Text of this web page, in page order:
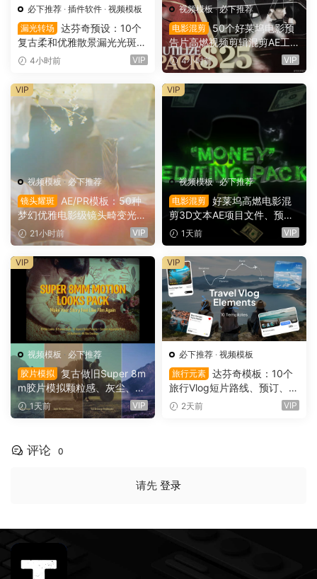
必下推荐 · 插件软件 · 视频模板
漏光转场 达芬奇预设：10个
复古柔和优雅散景漏光光斑划
痕纹理叠加4K无缝转场过渡
4小时前 VIP
视频模板·必下推荐
电影混剪
50个好莱坞电影预
告片高燃视频剪辑混剪AE工
程项目文件+AE预设+叠加层
+视频教程 UTILIZE NEXTLV
L PACK（16780）
4小时前 VIP
视频模板· 必下推荐
镜头耀斑
AE/PR模板：50种
梦幻优雅电影级镜头畸变光学
镜头耀斑折射漏光4K婚礼、
音乐、剪辑转场叠加模板（16
145）
21小时前 VIP
VIP
视频模板·必下推荐
电影混剪 好莱坞高燃电影混
剪3D文本AE项目文件、预
设、效果、项目设置素材包 M
oney” Editing Pack（1614
3）
1天前 VIP
VIP
视频模板 · 必下推荐
胶片模拟
复古做旧Super 8m
m胶片模拟颗粒感、灰尘、划
痕、边框、胶片烧伤、漏光婚
礼纪录片旅游vlog影片视觉效
1天前 VIP
VIP
必下推荐 · 视频模板
旅行元素 达芬奇模板：10个
旅行Vlog短片路线、预订、航
班、活动、远足、地点、评
2天前 VIP
VIP
评论 0
请先 登录